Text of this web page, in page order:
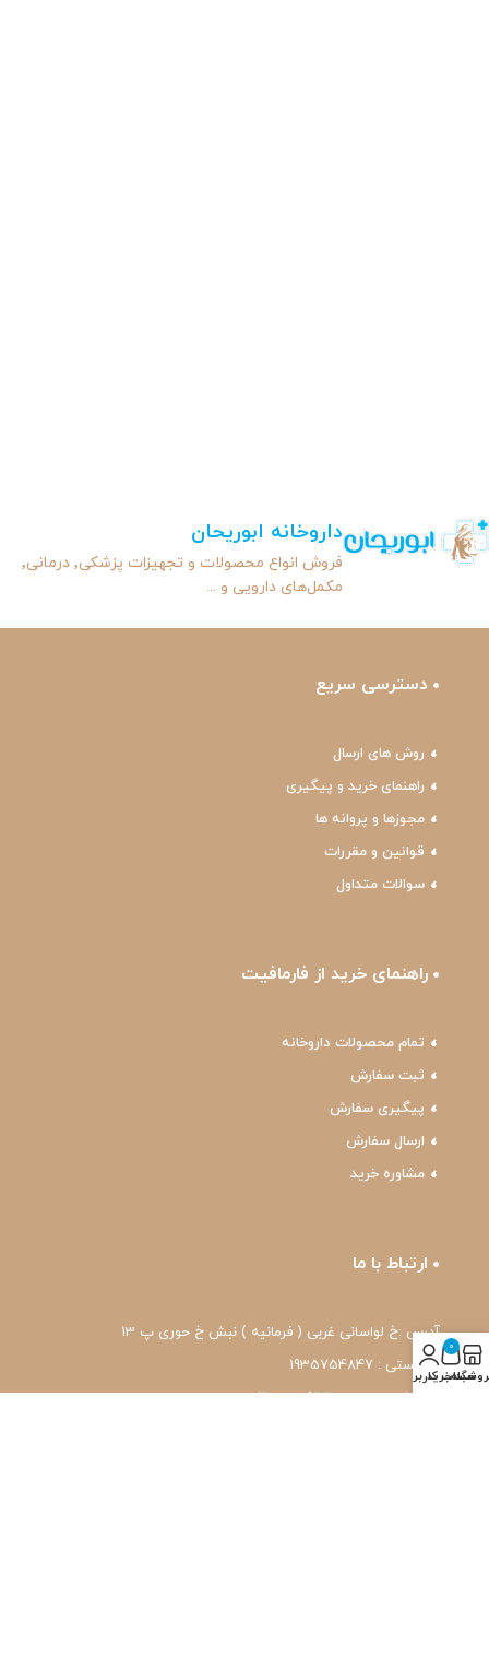
داروخانه ابوریحان
فروش انواع محصولات و تجهیزات پزشکی٬ درمانی٬
مکمل‌های دارویی و ...
دسترسی سریع
روش های ارسال
راهنمای خرید و پیگیری
مجوزها و پروانه ها
قوانین و مقررات
سوالات متداول
راهنمای خرید از فارمافیت
تمام محصولات داروخانه
ثبت سفارش
پیگیری سفارش
ارسال سفارش
مشاوره خرید
ارتباط با ما
آدرس :خ لواسانی غربی ( فرمانیه ) نبش خ حوری پ 13
کد پستی : 1935754847
شماره تماس: 22239171-۰۲۱
0
سبد خرید
حساب کاربری من